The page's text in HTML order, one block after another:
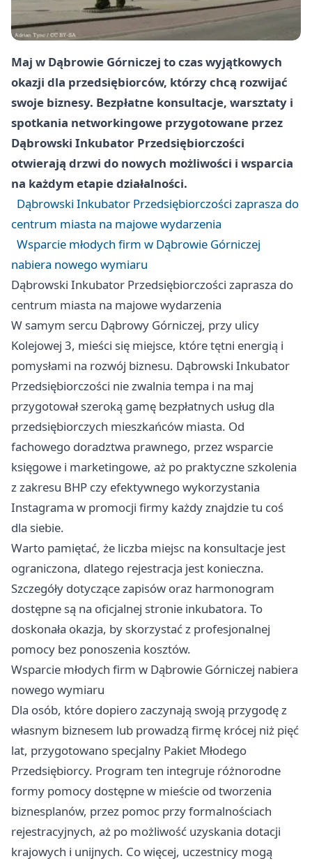
Maj w Dąbrowie Górniczej to czas wyjątkowych
okazji dla przedsiębiorców, którzy chcą rozwijać
swoje biznesy. Bezpłatne konsultacje, warsztaty i
spotkania networkingowe przygotowane przez
Dąbrowski Inkubator Przedsiębiorczości
otwierają drzwi do nowych możliwości i wsparcia
na każdym etapie działalności.
Dąbrowski Inkubator Przedsiębiorczości zaprasza do
centrum miasta na majowe wydarzenia
Wsparcie młodych firm w Dąbrowie Górniczej
nabiera nowego wymiaru
Dąbrowski Inkubator Przedsiębiorczości zaprasza do
centrum miasta na majowe wydarzenia
W samym sercu Dąbrowy Górniczej, przy ulicy
Kolejowej 3, mieści się miejsce, które tętni energią i
pomysłami na rozwój biznesu. Dąbrowski Inkubator
Przedsiębiorczości nie zwalnia tempa i na maj
przygotował szeroką gamę bezpłatnych usług dla
przedsiębiorczych mieszkańców miasta. Od
fachowego doradztwa prawnego, przez wsparcie
księgowe i marketingowe, aż po praktyczne szkolenia
z zakresu BHP czy efektywnego wykorzystania
Instagrama w promocji firmy każdy znajdzie tu coś
dla siebie.
Warto pamiętać, że liczba miejsc na konsultacje jest
ograniczona, dlatego rejestracja jest konieczna.
Szczegóły dotyczące zapisów oraz harmonogram
dostępne są na oficjalnej stronie inkubatora. To
doskonała okazja, by skorzystać z profesjonalnej
pomocy bez ponoszenia kosztów.
Wsparcie młodych firm w Dąbrowie Górniczej nabiera
nowego wymiaru
Dla osób, które dopiero zaczynają swoją przygodę z
własnym biznesem lub prowadzą firmę krócej niż pięć
lat, przygotowano specjalny Pakiet Młodego
Przedsiębiorcy. Program ten integruje różnorodne
formy pomocy dostępne w mieście od tworzenia
biznesplanów, przez pomoc przy formalnościach
rejestracyjnych, aż po możliwość uzyskania dotacji
krajowych i unijnych. Co więcej, uczestnicy mogą